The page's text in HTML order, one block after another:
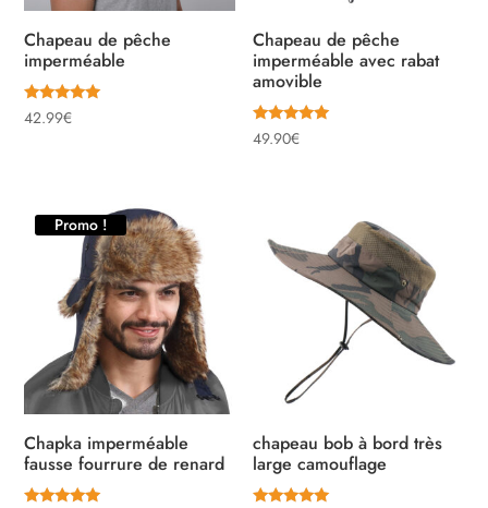
Chapeau de pêche
imperméable
Note
5.00
42.99€
Chapeau de pêche
imperméable avec rabat
amovible
Note
5.00
49.90€
Promo !
Chapka imperméable
fausse fourrure de renard
chapeau bob à bord très
large camouflage